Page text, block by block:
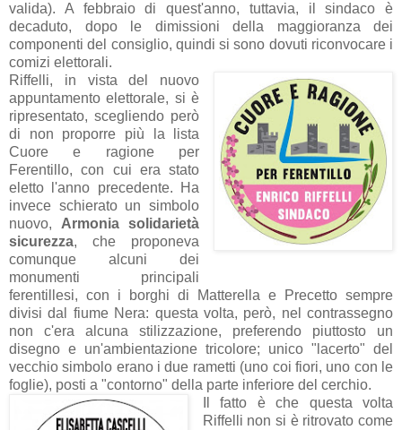
valida). A febbraio di quest'anno, tuttavia, il sindaco è
decaduto, dopo le dimissioni della maggioranza dei
componenti del consiglio, quindi si sono dovuti riconvocare i
comizi elettorali.
Riffelli, in vista del nuovo
appuntamento elettorale, si è
ripresentato, scegliendo però
di non proporre più la lista
Cuore e ragione per
Ferentillo, con cui era stato
eletto l'anno precedente. Ha
invece schierato un simbolo
nuovo, Armonia solidarietà
sicurezza, che proponeva
comunque alcuni dei
monumenti principali
ferentillesi, con i borghi di Matterella e Precetto sempre
divisi dal fiume Nera: questa volta, però, nel contrassegno
non c'era alcuna stilizzazione, preferendo piuttosto un
disegno e un'ambientazione tricolore; unico "lacerto" del
vecchio simbolo erano i due rametti (uno coi fiori, uno con le
foglie), posti a "contorno" della parte inferiore del cerchio.
Il fatto è che questa volta
Riffelli non si è ritrovato come